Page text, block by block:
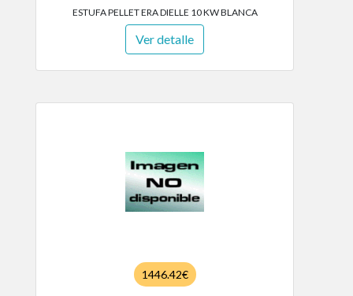
ESTUFA PELLET ERA DIELLE 10 KW BLANCA
Ver detalle
1446.42€